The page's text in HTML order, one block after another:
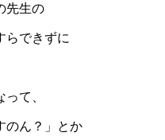
先生の
らできずに
て、
のん？」とか